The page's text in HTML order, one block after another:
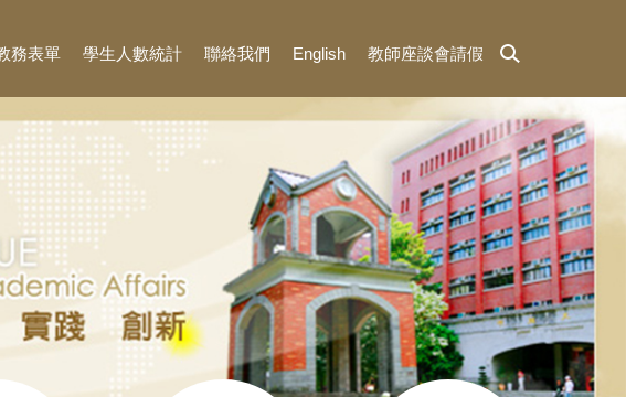
務表單 學生人數統計 聯絡我們 English 教師座談會請假